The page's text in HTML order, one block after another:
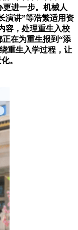
进一步。机械人
演讲”等浩繁适用资
容，处理重生入校
在为重生报到“添
重生入学过程，让
。